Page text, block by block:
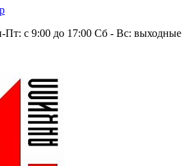
с 9:00 до 17:00 Сб - Вс: выходные